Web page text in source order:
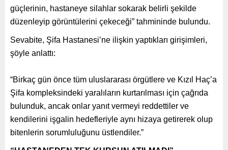
güçlerinin, hastaneye silahlar sokarak belirli şekilde
düzenleyip görüntülerini çekeceği” tahmininde bulundu.
Sevabite, Şifa Hastanesi’ne ilişkin yaptıkları girişimleri,
şöyle anlattı:
“Birkaç gün önce tüm uluslararası örgütlere ve Kızıl Haç’a
Şifa kompleksindeki yaralıların kurtarılması için çağrıda
bulunduk, ancak onlar yanıt vermeyi reddettiler ve
kendilerini işgalin hedefleriyle aynı hizaya getirerek olup
bitenlerin sorumluluğunu üstlendiler.”